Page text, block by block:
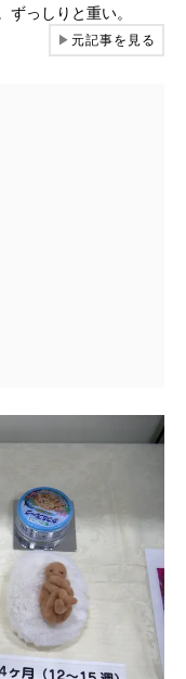
っしりと重い。
▶元記事を見る